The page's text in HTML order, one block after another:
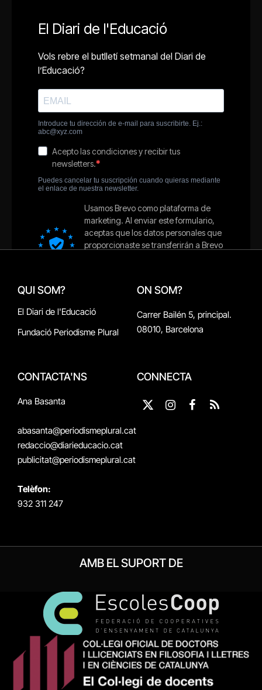
QUI SOM?
El Diari de l'Educació
Fundació Periodisme Plural
ON SOM?
Carrer Bailén 5, principal.
08010, Barcelona
CONTACTA'NS
Ana Basanta
abasanta@periodismeplural.cat
redaccio@diarieducacio.cat
publicitat@periodismeplural.cat
Telèfon:
932 311 247
CONNECTA
X
InstagramFacebook
RSS
AMB EL SUPORT DE